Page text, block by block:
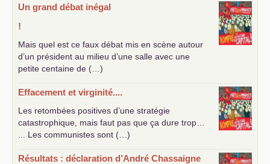
Un grand débat inégal
!
Mais quel est ce faux débat mis en scène autour
d’un président au milieu d’une salle avec une
petite centaine de (…)
Effacement et virginité....
Les retombées positives d’une stratégie
catastrophique, mais faut pas que ça dure trop…
... Les communistes sont (…)
Résultats : déclaration d’André Chassaigne